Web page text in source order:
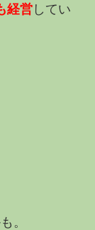
経営してい
。